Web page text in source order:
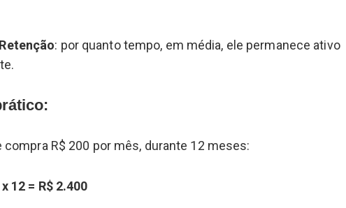
: por quanto tempo, em média, ele permanece ativo
compra R$ 200 por mês, durante 12 meses:
12 = R$ 2.400